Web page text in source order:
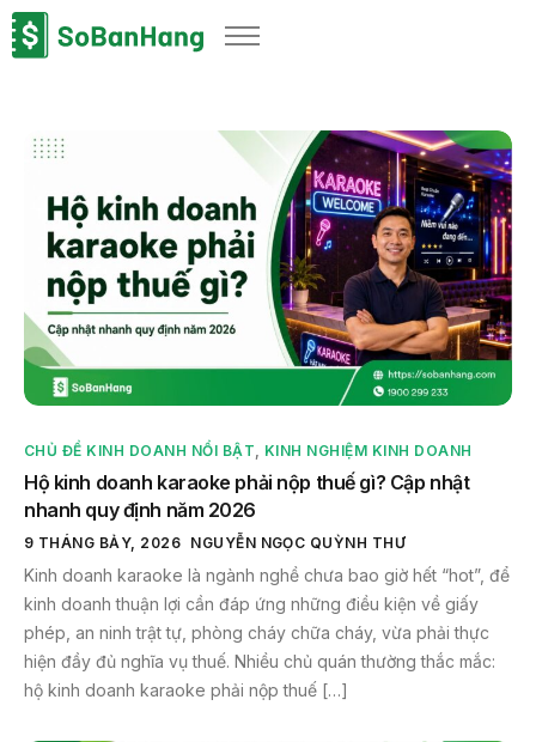
Sản phẩm
Bảng giá
Blog
Thông tin thuế
Về chúng tôi
CHỦ ĐỀ KINH DOANH NỔI BẬT KINH NGHIỆM KINH DOANH
Hộ kinh doanh karaoke phải nộp thuế gì? Cập nhật
nhanh quy định năm 2026
9 THÁNG BẢY, 2026 NGUYỄN NGỌC QUỲNH THƯ
Kinh doanh karaoke là ngành nghề chưa bao giờ hết “hot”, để
kinh doanh thuận lợi cần đáp ứng những điều kiện về giấy
phép, an ninh trật tự, phòng cháy chữa cháy, vừa phải thực
hiện đầy đủ nghĩa vụ thuế. Nhiều chủ quán thường thắc mắc:
hộ kinh doanh karaoke phải nộp thuế […]